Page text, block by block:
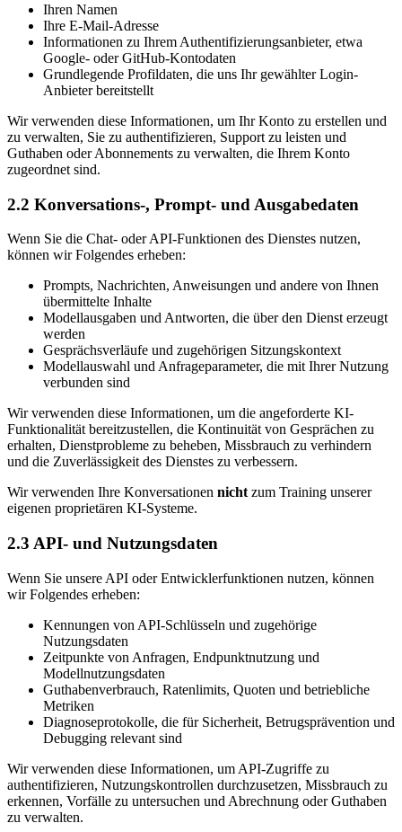
Ihren Namen
Ihre E-Mail-Adresse
Informationen zu Ihrem Authentifizierungsanbieter, etwa
Google- oder GitHub-Kontodaten
Grundlegende Profildaten, die uns Ihr gewählter Login-
Anbieter bereitstellt
Wir verwenden diese Informationen, um Ihr Konto zu erstellen und
zu verwalten, Sie zu authentifizieren, Support zu leisten und
Guthaben oder Abonnements zu verwalten, die Ihrem Konto
zugeordnet sind.
2.2 Konversations-, Prompt- und Ausgabedaten
Wenn Sie die Chat- oder API-Funktionen des Dienstes nutzen,
können wir Folgendes erheben:
Prompts, Nachrichten, Anweisungen und andere von Ihnen
übermittelte Inhalte
Modellausgaben und Antworten, die über den Dienst erzeugt
werden
Gesprächsverläufe und zugehörigen Sitzungskontext
Modellauswahl und Anfrageparameter, die mit Ihrer Nutzung
verbunden sind
Wir verwenden diese Informationen, um die angeforderte KI-
Funktionalität bereitzustellen, die Kontinuität von Gesprächen zu
erhalten, Dienstprobleme zu beheben, Missbrauch zu verhindern
und die Zuverlässigkeit des Dienstes zu verbessern.
Wir verwenden Ihre Konversationen nicht zum Training unserer
eigenen proprietären KI-Systeme.
2.3 API- und Nutzungsdaten
Wenn Sie unsere API oder Entwicklerfunktionen nutzen, können
wir Folgendes erheben:
Kennungen von API-Schlüsseln und zugehörige
Nutzungsdaten
Zeitpunkte von Anfragen, Endpunktnutzung und
Modellnutzungsdaten
Guthabenverbrauch, Ratenlimits, Quoten und betriebliche
Metriken
Diagnoseprotokolle, die für Sicherheit, Betrugsprävention und
Debugging relevant sind
Wir verwenden diese Informationen, um API-Zugriffe zu
authentifizieren, Nutzungskontrollen durchzusetzen, Missbrauch zu
erkennen, Vorfälle zu untersuchen und Abrechnung oder Guthaben
zu verwalten.